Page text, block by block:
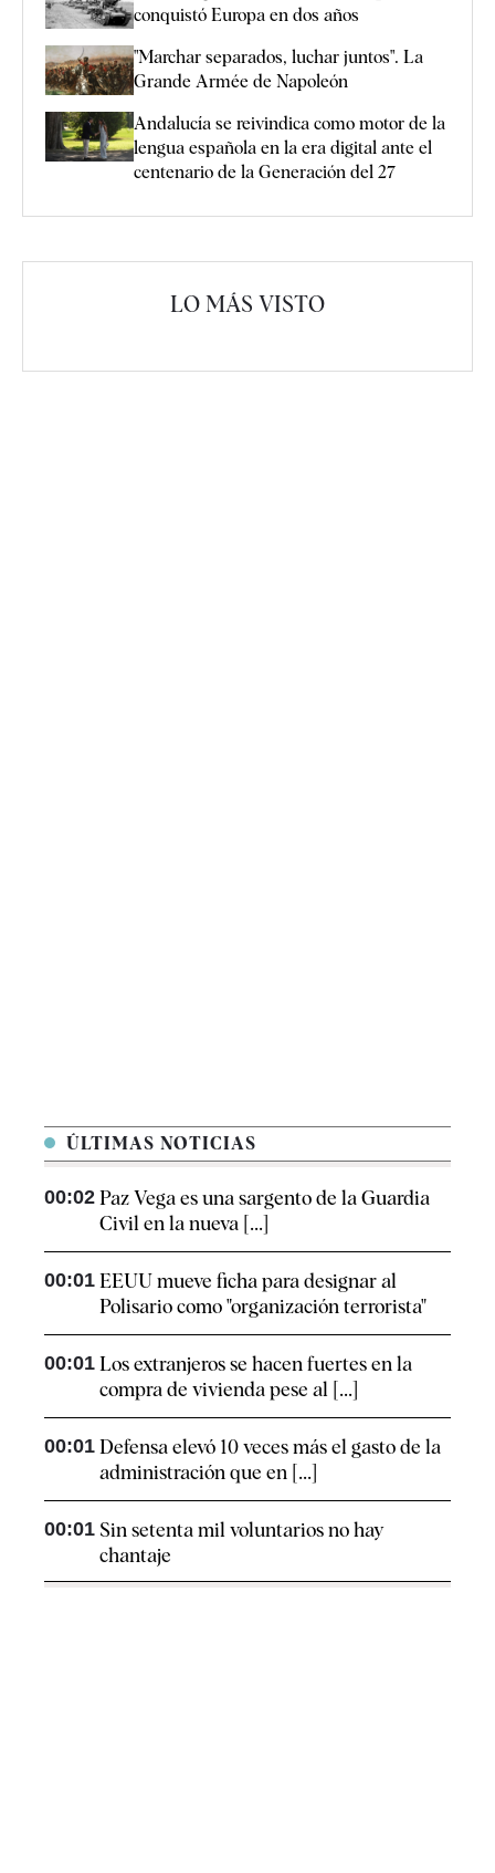
conquistó Europa en dos años
"Marchar separados, luchar juntos". La
Grande Armée de Napoleón
Andalucía se reivindica como motor de la
lengua española en la era digital ante el
centenario de la Generación del 27
LO MÁS VISTO
ÚLTIMAS NOTICIAS
00:02 Paz Vega es una sargento de la Guardia
Civil en la nueva [...]
00:01 EEUU mueve ficha para designar al
Polisario como "organización terrorista"
00:01 Los extranjeros se hacen fuertes en la
compra de vivienda pese al [...]
00:01 Defensa elevó 10 veces más el gasto de la
administración que en [...]
00:01 Sin setenta mil voluntarios no hay
chantaje